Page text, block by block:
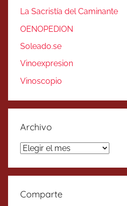
La Sacristía del Caminante
OENOPEDION
Soleado.se
Vinoexpresion
Vinoscopio
Archivo
Archivo
Comparte